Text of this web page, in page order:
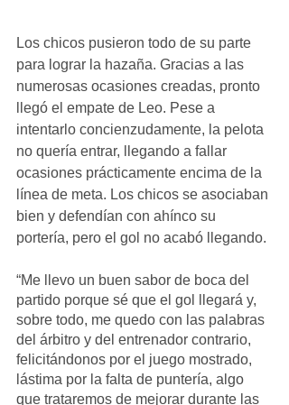
Los chicos pusieron todo de su parte
para lograr la hazaña. Gracias a las
numerosas ocasiones creadas, pronto
llegó el empate de Leo. Pese a
intentarlo concienzudamente, la pelota
no quería entrar, llegando a fallar
ocasiones prácticamente encima de la
línea de meta. Los chicos se asociaban
bien y defendían con ahínco su
portería, pero el gol no acabó llegando.
“Me llevo un buen sabor de boca del
partido porque sé que el gol llegará y,
sobre todo, me quedo con las palabras
del árbitro y del entrenador contrario,
felicitándonos por el juego mostrado,
lástima por la falta de puntería, algo
que trataremos de mejorar durante las